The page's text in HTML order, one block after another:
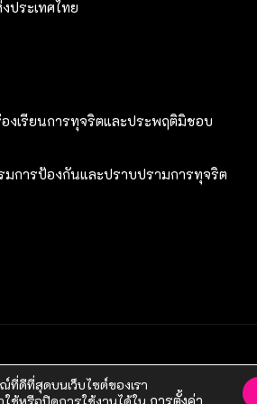
ประเทศไทย
องเรียนการทุจริตและประพฤติมิชอบ
การป้องกันและปราบปรามการทุจริต
ที่ดีที่สุดบนเว็บไซต์ของเรา